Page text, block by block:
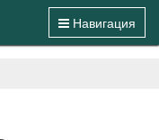
Навигация